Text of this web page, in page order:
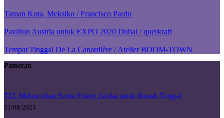
Taman Kota, Meksiko / Francisco Pardo
Paviliun Austria untuk EXPO 2020 Dubai / querkraft
Tempat Tinggal De La Canardière / Atelier BOOM-TOWN
Pameran
TCL Meluncurkan Solusi Energi Cerdas untuk Rumah Tinggal
31/08/2023